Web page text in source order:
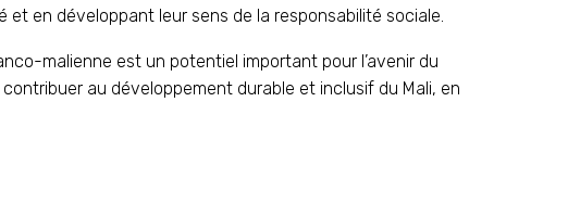
en développant leur sens de la responsabilité sociale.
malienne est un potentiel important pour l’avenir du
au développement durable et inclusif du Mali, en